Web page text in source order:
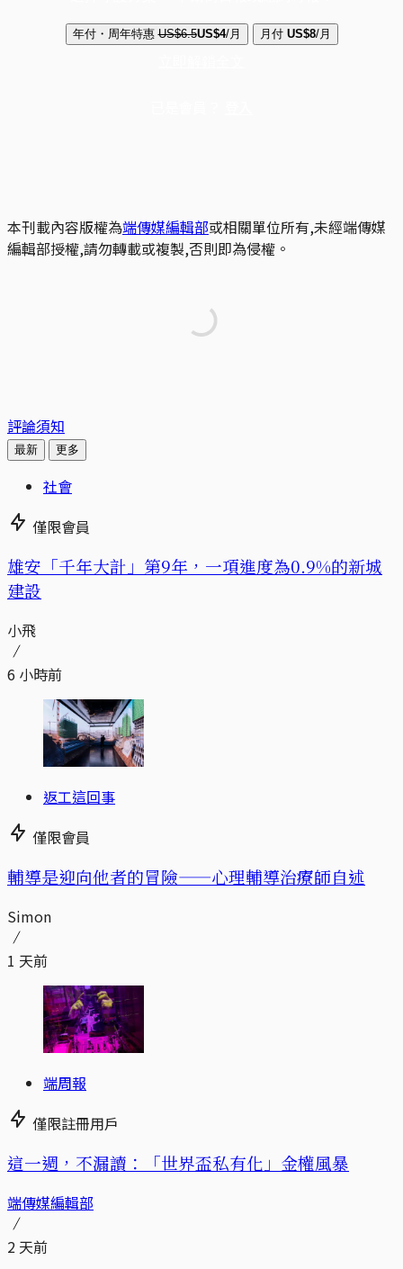
年付・周年特惠 US$6.5US$4/月 月付 US$8/月
本刊載內容版權為端傳媒編輯部或相關單位所有,未經端傳媒
編輯部授權,請勿轉載或複製,否則即為侵權。
評論須知
最新 更多
社會
僅限會員
​​雄安「千年大計」第9年，一項進度為0.9%的新城
建設
小飛
6 小時前
返工這回事
僅限會員
輔導是迎向他者的冒險——心理輔導治療師自述
Simon
1 天前
端周報
僅限註冊用戶
這一週，不漏讀：「世界盃私有化」金權風暴
端傳媒編輯部
2 天前